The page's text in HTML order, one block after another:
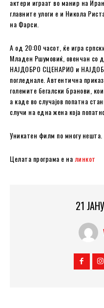
актери играат во манир на
главните улоги е и Никола
на Фарси.
А од 20:00 часот, ќе игра
Младен Ршумовиќ, овенчан со
НАЈДОБРО СЦЕНАРИО и
погледнале. Автентична
големите бегалски бранови,
а каде во случајов попатна
случи на една жена која
Уникатен филм по многу нешта.
Целата програма е на линкот
21